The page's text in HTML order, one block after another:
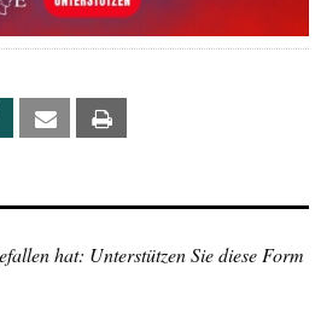
Xing Email
hat: Unterstützen Sie diese Form